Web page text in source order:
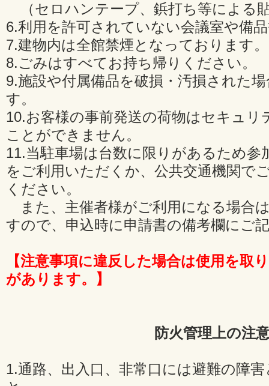
（セロハンテープ、鋲打ち等による
6.利用を許可されていない会議室や備
7.建物内は全館禁煙となっております。
8.ごみはすべてお持ち帰りください。
9.施設や付属備品を破損・汚損された
す。
10.お客様の事前発送の荷物はセキュ
ことができません。
11.当駐車場は台数に限りがあるため参
をご利用いただくか、公共交通機関で
ください。
また、主催者様がご利用になる場合
すので、申込時に申請書の備考欄にご
【注意事項に違反した場合は使用を取
があります。】
防火管理上の注
1.通路、出入口、非常口には避難の障